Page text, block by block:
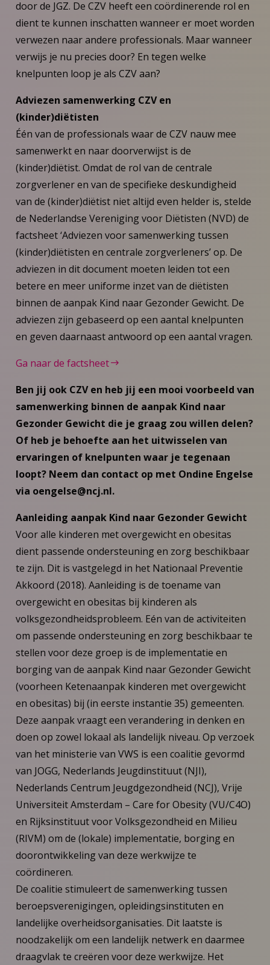
door de JGZ. De CZV heeft een coördinerende rol en
dient te kunnen inschatten wanneer er moet worden
verwezen naar andere professionals. Maar wanneer
verwijs je nu precies door? En tegen welke
knelpunten loop je als CZV aan?
Adviezen samenwerking CZV en
(kinder)diëtisten
Één van de professionals waar de CZV nauw mee
samenwerkt en naar doorverwijst is de
(kinder)diëtist. Omdat de rol van de centrale
zorgverlener en van de specifieke deskundigheid
van de (kinder)diëtist niet altijd even helder is, stelde
de Nederlandse Vereniging voor Diëtisten (NVD) de
factsheet ‘Adviezen voor samenwerking tussen
(kinder)diëtisten en centrale zorgverleners’ op. De
adviezen in dit document moeten leiden tot een
betere en meer uniforme inzet van de diëtisten
binnen de aanpak Kind naar Gezonder Gewicht. De
adviezen zijn gebaseerd op een aantal knelpunten
en geven daarnaast antwoord op een aantal vragen.
Ga naar de factsheet
Ben jij ook CZV en heb jij een mooi voorbeeld van
samenwerking binnen de aanpak Kind naar
Gezonder Gewicht die je graag zou willen delen?
Of heb je behoefte aan het uitwisselen van
ervaringen of knelpunten waar je tegenaan
loopt? Neem dan contact op met Ondine Engelse
via oengelse@ncj.nl.
Aanleiding aanpak Kind naar Gezonder Gewicht
Voor alle kinderen met overgewicht en obesitas
dient passende ondersteuning en zorg beschikbaar
te zijn. Dit is vastgelegd in het Nationaal Preventie
Akkoord (2018). Aanleiding is de toename van
overgewicht en obesitas bij kinderen als
volksgezondheidsprobleem. Eén van de activiteiten
om passende ondersteuning en zorg beschikbaar te
stellen voor deze groep is de implementatie en
borging van de aanpak Kind naar Gezonder Gewicht
(voorheen Ketenaanpak kinderen met overgewicht
en obesitas) bij (in eerste instantie 35) gemeenten.
Deze aanpak vraagt een verandering in denken en
doen op zowel lokaal als landelijk niveau. Op verzoek
van het ministerie van VWS is een coalitie gevormd
van JOGG, Nederlands Jeugdinstituut (NJI),
Nederlands Centrum Jeugdgezondheid (NCJ), Vrije
Universiteit Amsterdam – Care for Obesity (VU/C4O)
en Rijksinstituut voor Volksgezondheid en Milieu
(RIVM) om de (lokale) implementatie, borging en
doorontwikkeling van deze werkwijze te
coördineren.
De coalitie stimuleert de samenwerking tussen
beroepsverenigingen, opleidingsinstituten en
landelijke overheidsorganisaties. Dit laatste is
noodzakelijk om een landelijk netwerk en daarmee
draagvlak te creëren voor deze werkwijze. Het